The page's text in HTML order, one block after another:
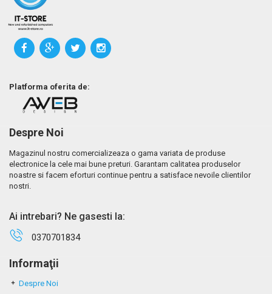
Platforma oferita de:
Despre Noi
Magazinul nostru comercializeaza o gama variata de produse
electronice la cele mai bune preturi. Garantam calitatea produselor
noastre si facem eforturi continue pentru a satisface nevoile clientilor
nostri.
Ai intrebari? Ne gasesti la:
0370701834
Informaţii
Despre Noi